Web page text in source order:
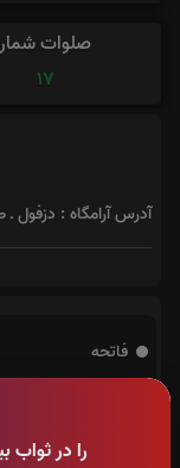
را در ثواب
صلوات شمار
17
آدرس آرامگاه : دزفول
فاتحه